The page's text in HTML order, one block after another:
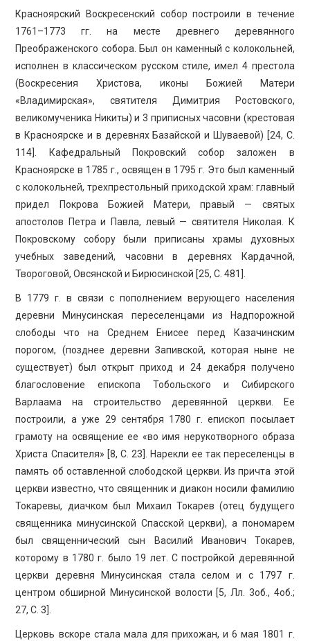
Красноярский Воскресенский собор построили в течение
1761–1773 гг. на месте древнего деревянного
Преображенского собора. Был он каменный с колокольней,
исполнен в классическом русском стиле, имел 4 престола
(Воскресения Христова, иконы Божией Матери
«Владимирская», святителя Димитрия Ростовского,
великомученика Никиты) и 3 приписных часовни (крестовая
в Красноярске и в деревнях Базайской и Шуваевой) [24, С.
114]. Кафедральный Покровский собор заложен в
Красноярске в 1785 г., освящен в 1795 г. Это был каменный
с колокольней, трехпрестольный приходской храм: главный
придел Покрова Божией Матери, правый — святых
апостолов Петра и Павла, левый — святителя Николая. К
Покровскому собору были приписаны храмы духовных
учебных заведений, часовни в деревнях Кардачной,
Твороговой, Овсянской и Бирюсинской [25, С. 481].
В 1779 г. в связи с пополнением верующего населения
деревни Минусинская переселенцами из Надпорожной
слободы что на Среднем Енисее перед Казачинским
порогом, (позднее деревни Запивской, которая ныне не
существует) был открыт приход и 24 декабря получено
благословение епископа Тобольского и Сибирского
Варлаама на строительство деревянной церкви. Ее
построили, а уже 29 сентября 1780 г. епископ посылает
грамоту на освящение ее «во имя нерукотворного образа
Христа Спасителя» [8, С. 23]. Нарекли ее так переселенцы в
память об оставленной слободской церкви. Из причта этой
церкви известно, что священник и диакон носили фамилию
Токаревы, диачком был Михаил Токарев (отец будущего
священника минусинской Спасской церкви), а пономарем
был священнический сын Василий Иванович Токарев,
которому в 1780 г. было 19 лет. С постройкой деревянной
церкви деревня Минусинская стала селом и с 1797 г.
центром обширной Минусинской волости [5, Лл. 3об., 4об.;
27, С. 3].
Церковь вскоре стала мала для прихожан, и 6 мая 1801 г.